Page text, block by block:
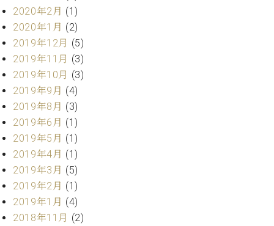
マ
ン
ト
ラ
デ
ィ
シ
ョ
ン
W.
ホ
フ
マ
ン
ヴ
セ
ン
タ
ー
タ
ッ
フ
ご
挨
拶
術
者
紹
2020年2月 (1)
2020年1月 (2)
2019年12月 (5)
2019年11月 (3)
2019年10月 (3)
2019年9月 (4)
2019年8月 (3)
2019年6月 (1)
2019年5月 (1)
2019年4月 (1)
2019年3月 (5)
2019年2月 (1)
2019年1月 (4)
2018年11月 (2)